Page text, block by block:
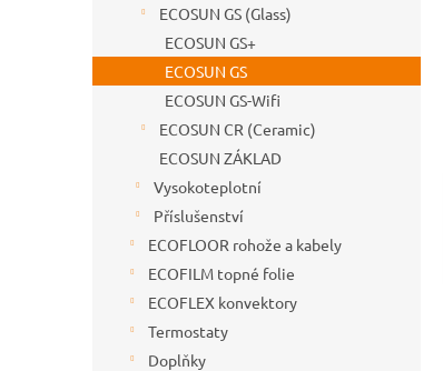
ECOSUN GS (Glass)
ECOSUN GS+
ECOSUN GS
ECOSUN GS-Wifi
ECOSUN CR (Ceramic)
ECOSUN ZÁKLAD
Vysokoteplotní
Příslušenství
ECOFLOOR rohože a kabely
ECOFILM topné folie
ECOFLEX konvektory
Termostaty
Doplňky